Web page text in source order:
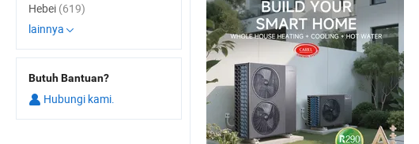
Hebei (619)
lainnya
Butuh Bantuan?
Hubungi kami.